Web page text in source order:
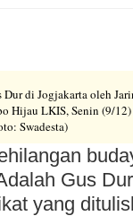
Dur di Jogjakarta oleh
Hijau LKIS, Senin (9/12)
Swadesta)
Gus
yang